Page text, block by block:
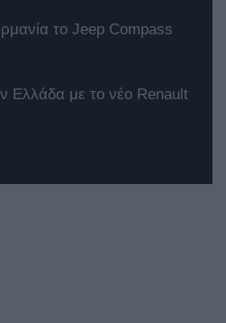
το Jeep Compass
Ελλάδα με το νέο Renault